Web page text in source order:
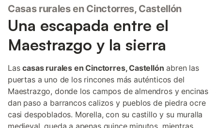
Casas rurales en Cinctorres, Castellón
Una escapada entre el
Maestrazgo y la sierra
Lascasas rurales en Cinctorres, Castellón abren las
puertas a uno de los rincones más auténticos del
Maestrazgo, donde los campos de almendros y encinas
dan paso a barrancos calizos y pueblos de piedra ocre
casi despoblados. Morella, con su castillo y su muralla
medieval, queda a apenas quince minutos, mientras